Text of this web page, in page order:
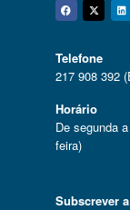
Telefone
217 908 392
Horário
De segunda
feira)
Subscrever